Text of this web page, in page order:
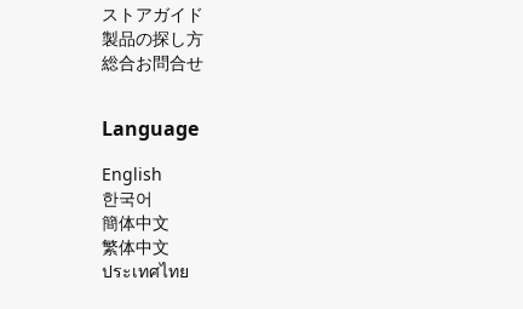
ストアガイド
製品の探し⽅
総合お問合せ
Language
English
한국어
簡体中文
繁体中文
ประเทศไทย